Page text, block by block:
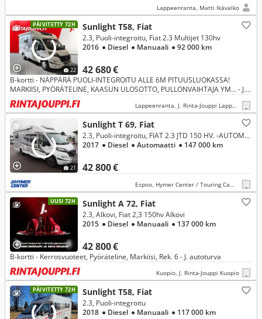
Lappeenranta, Matti Ikävalko
PÄIVITETTY 72H
22
Sunlight T58, Fiat
42 680 €
2.3, Puoli-integroitu, Fiat 2.3 Multijet 130hv
2016 ● Diesel ● Manuaali ● 92 000 km
B-kortti - NÄPPÄRÄ PUOLI-INTEGROITU ALLE 6M PITUUSLUOKASSA!
MARKIISI, PYÖRÄTELINE, KAASUN ULOSOTTO, PULLONVAIHTAJA YM... - J.
autoturva
Lappeenranta, J. Rinta-Jouppi Lappeenranta
21
Sunlight T 69, Fiat
42 800 €
2.3, Puoli-integroitu, FIAT 2.3 JTD 150 HV. -AUTOMAATTI
2017 ● Diesel ● Automaatti ● 147 000 km
Espoo, Hymer Center / Touring Camp Oy
UUSI 72H Sunlight A 72, Fiat
42 800 €
2.3, Alkovi, Fiat 2,3 150hv Alkovi
2015 ● Diesel ● Manuaali ● 137 000 km
B-kortti - Kerrosvuoteet, Pyöräteline, Markiisi, Rek. 6 - J. autoturva
Kuopio, J. Rinta-Jouppi Kuopio
PÄIVITETTY 72H Sunlight T58, Fiat
2.3, Puoli-integroitu
2018 ● Diesel ● Manuaali ● 117 000 km